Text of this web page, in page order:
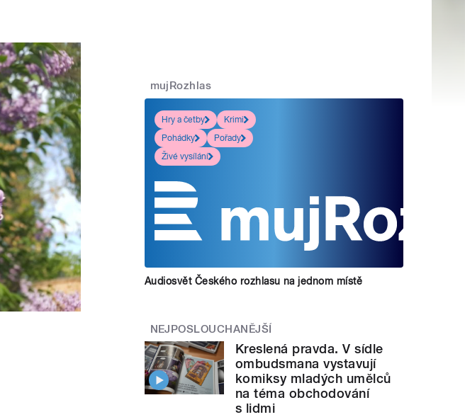
mujRozhlas
Hry a četby
Krimi
Pohádky
Pořady
Živé vysílání
Audiosvět Českého rozhlasu na jednom místě
NEJPOSLOUCHANĚJŠÍ
Kreslená pravda. V sídle
ombudsmana vystavují
komiksy mladých umělců
na téma obchodování
s lidmi